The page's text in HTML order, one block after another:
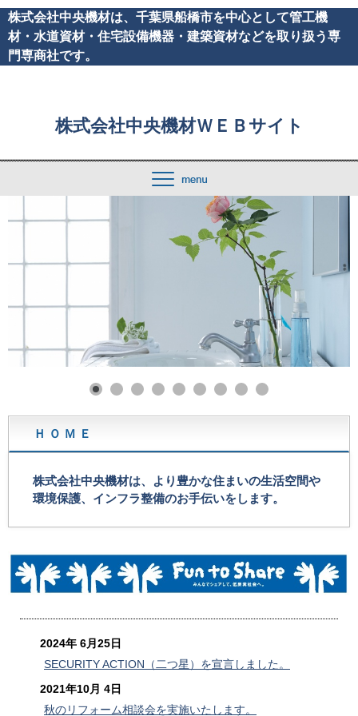
株式会社中央機材は、千葉県船橋市を中心として管工機
材・水道資材・住宅設備機器・建築資材などを取り扱う専
門専商社です。
株式会社中央機材ＷＥＢサイト
Ｈ Ｏ Ｍ Ｅ
株式会社中央機材は、より豊かな住まいの生活空間や
環境保護、インフラ整備のお手伝いをします。
2024年 6月25日
SECURITY ACTION（二つ星）を宣言しました。
2021年10月 4日
秋のリフォーム相談会を実施いたします。